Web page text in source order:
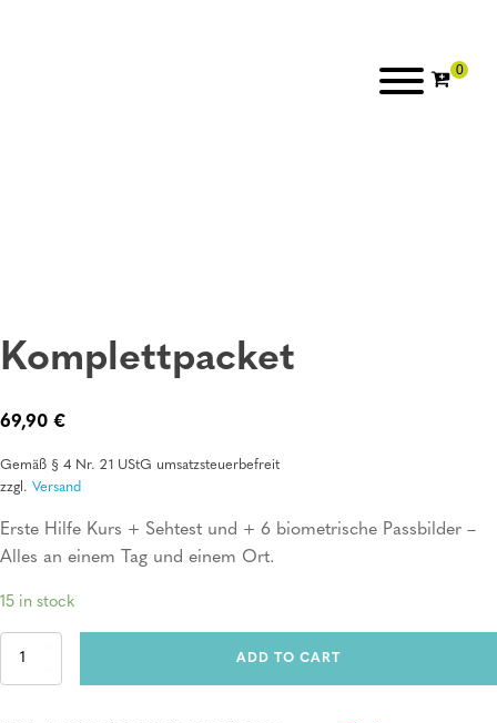
Komplettpacket
69,90 €
Gemäß § 4 Nr. 21 UStG umsatzsteuerbefreit
zzgl. Versand
Erste Hilfe Kurs + Sehtest und + 6 biometrische Passbilder –
Alles an einem Tag und einem Ort.
15 in stock
Komplettpacket
ADD TO CART